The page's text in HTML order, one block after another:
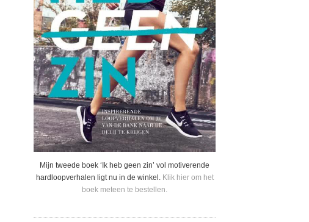
Mijn tweede boek ‘Ik heb geen zin’ vol motiverende
hardloopverhalen ligt nu in de winkel. Klik hier om het
boek meteen te bestellen.